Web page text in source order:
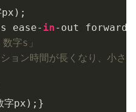
s ease- in
字s」
ョン時間が長くなり、小
px);}